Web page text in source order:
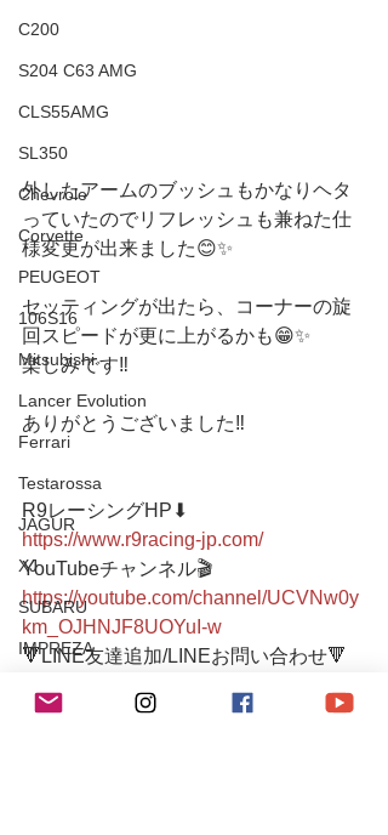
C200
S204 C63 AMG
CLS55AMG
SL350
Chevrole
Corvette
PEUGEOT
106S16
Mitsubishi
Lancer Evolution
Ferrari
Testarossa
JAGUR
XJ
SUBARU
IMPREZA
Maserati
外したアームのブッシュもかなりヘタ
っていたのでリフレッシュも兼ねた仕
様変更が出来ました😊✨
セッティングが出たら、コーナーの旋
回スピードが更に上がるかも😁✨
楽しみです‼️
ありがとうございました‼️
R9レーシングHP⬇︎
https://www.r9racing-jp.com/
YouTubeチャンネル🎬
https://youtube.com/channel/UCVNw0y
km_OJHNJF8UOYuI-w
🔻LINE友達追加/LINEお問い合わせ🔻
📩r9.racingteam.911@gmail.com